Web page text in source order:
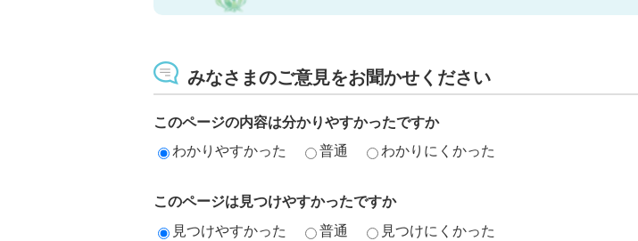
みなさまのご意見をお聞かせください
このページの内容は分かりやすかったですか
わかりやすかった
普通 わかりにくかった
このページは見つけやすかったですか
見つけやすかった
普通 見つけにくかった